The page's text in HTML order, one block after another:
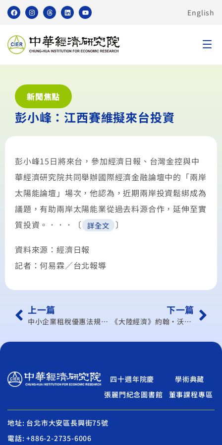
English
新聞焦點
彭小峰：江西賽維擬來台投資
彭小峰15日將來台，參加經濟日報、台灣金控與中
華經濟研究院共同舉辦國際經濟金融論壇中的「兩岸
太陽能論壇」場次，他認為，近期兩岸投資鬆綁成為
議題，有助兩岸太陽能業從過去料源合作，延伸至實
質投資。．．．〔
詳全文 〕
資料來源：經濟日報
記者：何易霖／台北報導
上一篇
中小企業租稅優惠法規調適說明
下一篇
《大陸經濟》約翰‧沃克：中國今年GDP成長率估僅5.8%
四十週年院慶
學術典藏
張麗門紀念圖書館
董事課程專區
地址: 台北市大安區長興街75號
電話: +886-2-2735-6006